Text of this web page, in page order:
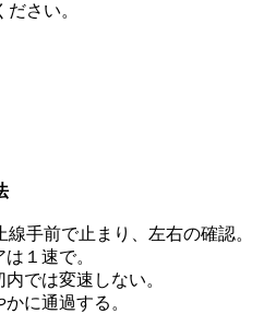
ださい。
前で止まり、左右の確認。
１速で。
は変速しない。
通過する。